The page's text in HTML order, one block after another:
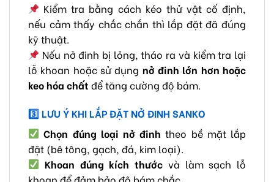
Kiểm tra bằng cách kéo thử vật cố định,
nếu cảm thấy chắc chắn thì lắp đặt đã đúng
kỹ thuật.
Nếu nở đinh bị lỏng, tháo ra và kiểm tra lại
lỗ khoan hoặc sử dụng nở đinh lớn hơn hoặc
keo hóa chất để tăng cường độ bám.
3️LƯU Ý KHI LẮP ĐẶT NỞ ĐINH SANKO
Chọn đúng loại nở đinh theo bề mặt lắp
đặt (bê tông, gạch, đá, kim loại).
Khoan đúng kích thước và làm sạch lỗ
khoan để đảm bảo độ bám chắc.